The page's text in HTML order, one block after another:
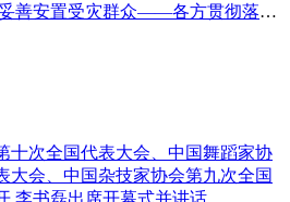
全力开展人员搜救 妥善安置受灾群众——各方贯彻落实习近平总书记重要指示全力开展西藏定日县地震大救援